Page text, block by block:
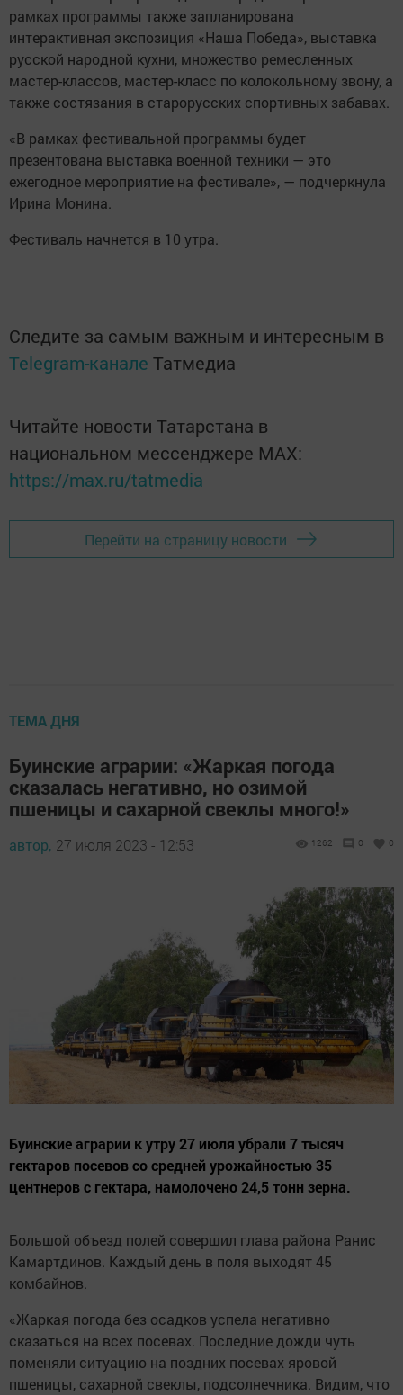
рамках программы также запланирована
интерактивная экспозиция «Наша Победа», выставка
русской народной кухни, множество ремесленных
мастер-классов, мастер-класс по колокольному звону, а
также состязания в старорусских спортивных забавах.
«В рамках фестивальной программы будет
презентована выставка военной техники — это
ежегодное мероприятие на фестивале», — подчеркнула
Ирина Монина.
Фестиваль начнется в 10 утра.
Следите за самым важным и интересным в
Telegram-канале Татмедиа
Читайте новости Татарстана в
национальном мессенджере MАХ:
https://max.ru/tatmedia
Перейти на страницу новости
ТЕМА ДНЯ
Буинские аграрии: «Жаркая погода
сказалась негативно, но озимой
пшеницы и сахарной свеклы много!»
автор, 27 июля 2023 - 12:53 1262 0 0
Буинские аграрии к утру 27 июля убрали 7 тысяч
гектаров посевов со средней урожайностью 35
центнеров с гектара, намолочено 24,5 тонн зерна.
Большой объезд полей совершил глава района Ранис
Камартдинов. Каждый день в поля выходят 45
комбайнов.
«Жаркая погода без осадков успела негативно
сказаться на всех посевах. Последние дожди чуть
поменяли ситуацию на поздних посевах яровой
пшеницы, сахарной свеклы, подсолнечника. Видим, что